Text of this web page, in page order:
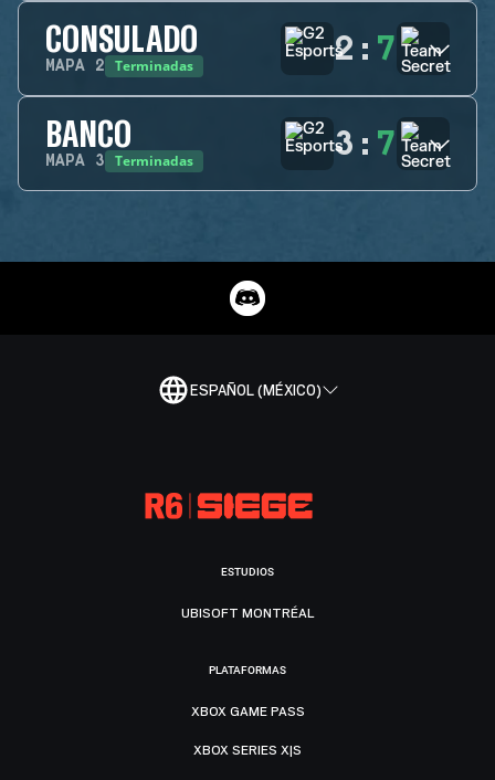
CONSULADO
MAPA 2 Terminadas 2 : 7
BANCO
MAPA 3 Terminadas 3 : 7
ESPAÑOL (MÉXICO)
ESTUDIOS
UBISOFT MONTRÉAL
PLATAFORMAS
XBOX GAME PASS
XBOX SERIES X|S